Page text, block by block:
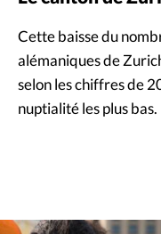
Cette baisse du
alémaniques de
selon les chiffres de
nuptialité les plus bas.